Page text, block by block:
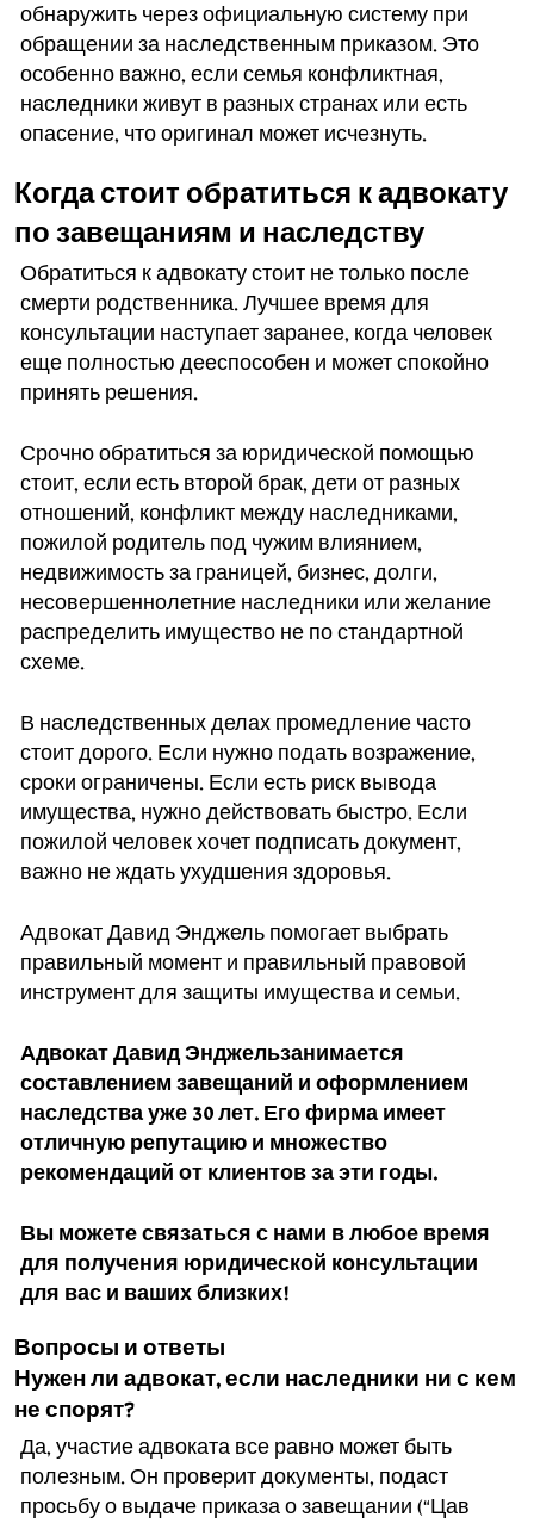
обнаружить через официальную систему при
обращении за наследственным приказом. Это
особенно важно, если семья конфликтная,
наследники живут в разных странах или есть
опасение, что оригинал может исчезнуть.
Когда стоит обратиться к адвокату
по завещаниям и наследству
Обратиться к адвокату стоит не только после
смерти родственника. Лучшее время для
консультации наступает заранее, когда человек
еще полностью дееспособен и может спокойно
принять решения.
Срочно обратиться за юридической помощью
стоит, если есть второй брак, дети от разных
отношений, конфликт между наследниками,
пожилой родитель под чужим влиянием,
недвижимость за границей, бизнес, долги,
несовершеннолетние наследники или желание
распределить имущество не по стандартной
схеме.
В наследственных делах промедление часто
стоит дорого. Если нужно подать возражение,
сроки ограничены. Если есть риск вывода
имущества, нужно действовать быстро. Если
пожилой человек хочет подписать документ,
важно не ждать ухудшения здоровья.
Адвокат Давид Энджель помогает выбрать
правильный момент и правильный правовой
инструмент для защиты имущества и семьи.
Адвокат Давид Энджельзанимается
составлением завещаний и оформлением
наследства уже 30 лет. Его фирма имеет
отличную репутацию и множество
рекомендаций от клиентов за эти годы.
Вы можете связаться с нами в любое время
для получения юридической консультации
для вас и ваших близких!
Вопросы и ответы
Нужен ли адвокат, если наследники ни с кем
не спорят?
Да, участие адвоката все равно может быть
полезным. Он проверит документы, подаст
просьбу о выдаче приказа о завещании (“Цав